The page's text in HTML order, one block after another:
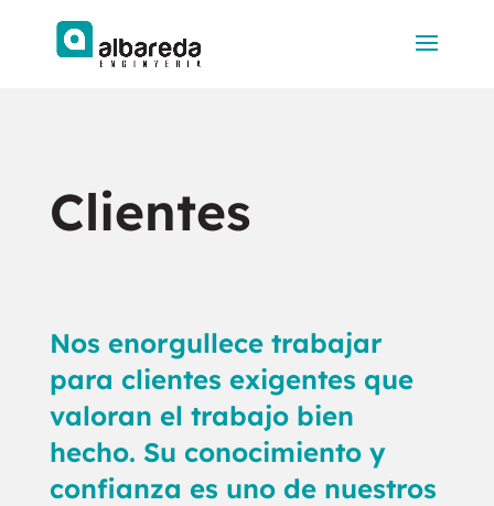
Clientes
Nos enorgullece trabajar
para clientes exigentes que
valoran el trabajo bien
hecho. Su conocimiento y
confianza es uno de nuestros